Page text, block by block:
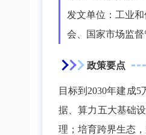
发文单位：工业
会、国家市场监
政策要点
目标到2030年建成5
据、算力五大基础
理；培育跨界生态